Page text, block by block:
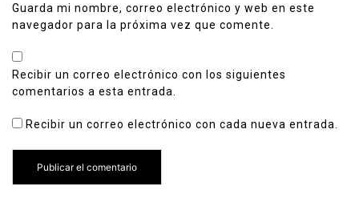
Guarda mi nombre, correo electrónico y web en este
navegador para la próxima vez que comente.
Recibir un correo electrónico con los siguientes
comentarios a esta entrada.
Recibir un correo electrónico con cada nueva entrada.